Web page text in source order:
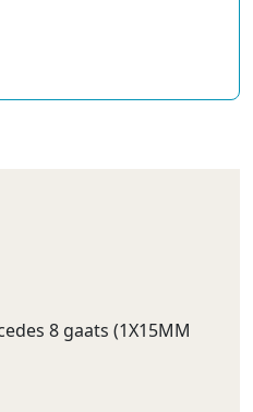
8 gaats (1X15MM